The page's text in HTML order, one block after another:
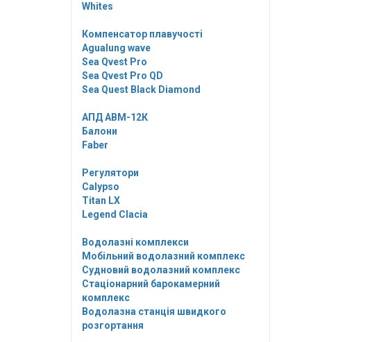
Whites
Компенсатор плавучості
Agualung wave
Sea Qvest Pro
Sea Qvest Pro QD
Sea Quest Black Diamond
АПД АВМ-12К
Балони
Faber
Регулятори
Calypso
Titan LX
Legend Clacia
Водолазні комплекси
Мобільний водолазний комплекс
Судновий водолазний комплекс
Стаціонарний барокамерний
комплекс
Водолазна станція швидкого
розгортання